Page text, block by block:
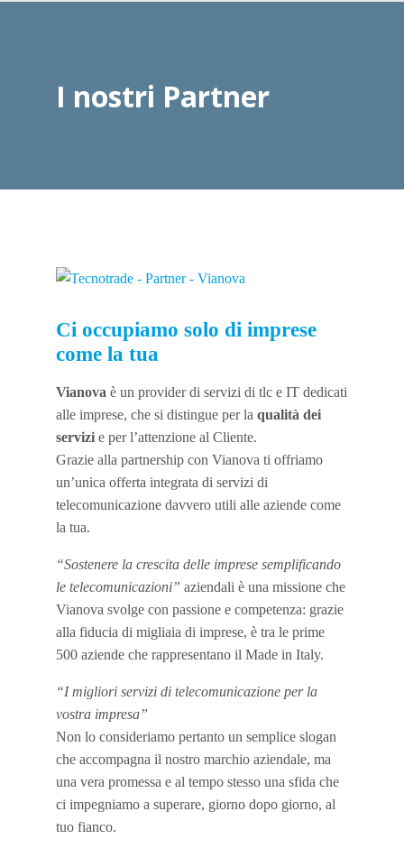
I nostri Partner
Ci occupiamo solo di imprese
come la tua
Vianova è un provider di servizi di tlc e IT dedicati
alle imprese, che si distingue per la qualità dei
servizie per l’attenzione al Cliente.
Grazie alla partnership con Vianova ti offriamo
un’unica offerta integrata di servizi di
telecomunicazione davvero utili alle aziende come
la tua.
“Sostenere la crescita delle imprese semplificando
le telecomunicazioni” aziendali è una missione che
Vianova svolge con passione e competenza: grazie
alla fiducia di migliaia di imprese, è tra le prime
500 aziende che rappresentano il Made in Italy.
“I migliori servizi di telecomunicazione per la
vostra impresa”
Non lo consideriamo pertanto un semplice slogan
che accompagna il nostro marchio aziendale, ma
una vera promessa e al tempo stesso una sfida che
ci impegniamo a superare, giorno dopo giorno, al
tuo fianco.